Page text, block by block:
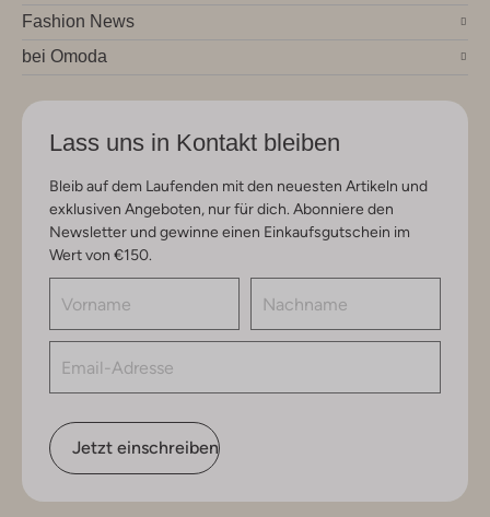
Fashion News
bei Omoda
Lass uns in Kontakt bleiben
Bleib auf dem Laufenden mit den neuesten Artikeln und
exklusiven Angeboten, nur für dich. Abonniere den
Newsletter und gewinne einen Einkaufsgutschein im
Wert von €150.
Jetzt einschreiben